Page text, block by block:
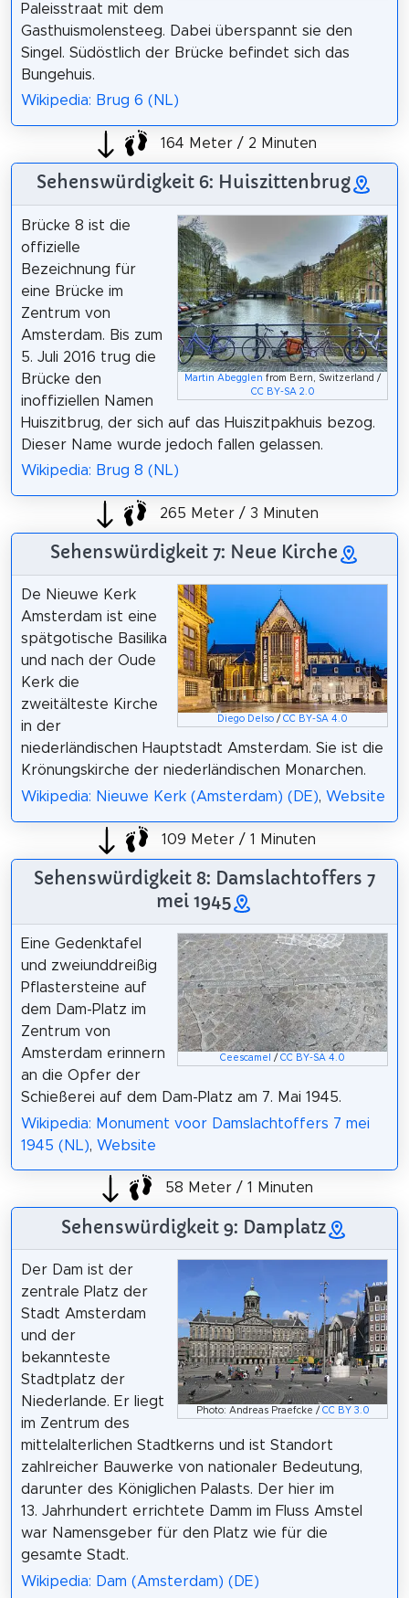
Paleisstraat mit dem
Gasthuismolensteeg. Dabei überspannt sie den
Singel. Südöstlich der Brücke befindet sich das
Bungehuis.
Wikipedia: Brug 6 (NL)
164 Meter / 2 Minuten
Sehenswürdigkeit 6: Huiszittenbrug
Martin Abegglen from Bern, Switzerland /
CC BY-SA 2.0
Brücke 8 ist die
offizielle
Bezeichnung für
eine Brücke im
Zentrum von
Amsterdam. Bis zum
5. Juli 2016 trug die
Brücke den
inoffiziellen Namen
Huiszitbrug, der sich auf das Huiszitpakhuis bezog.
Dieser Name wurde jedoch fallen gelassen.
Wikipedia: Brug 8 (NL)
265 Meter / 3 Minuten
Sehenswürdigkeit 7: Neue Kirche
Diego Delso /CC BY-SA 4.0
De Nieuwe Kerk
Amsterdam ist eine
spätgotische Basilika
und nach der Oude
Kerk die
zweitälteste Kirche
in der
niederländischen Hauptstadt Amsterdam. Sie ist die
Krönungskirche der niederländischen Monarchen.
Wikipedia: Nieuwe Kerk (Amsterdam) (DE), Website
109 Meter / 1 Minuten
Sehenswürdigkeit 8: Damslachtoffers 7
mei 1945
Ceescamel /CC BY-SA 4.0
Eine Gedenktafel
und zweiunddreißig
Pflastersteine auf
dem Dam-Platz im
Zentrum von
Amsterdam erinnern
an die Opfer der
Schießerei auf dem Dam-Platz am 7. Mai 1945.
Wikipedia: Monument voor Damslachtoffers 7 mei
1945 (NL), Website
58 Meter / 1 Minuten
Sehenswürdigkeit 9: Damplatz
Photo: Andreas Praefcke / CC BY 3.0
Der Dam ist der
zentrale Platz der
Stadt Amsterdam
und der
bekannteste
Stadtplatz der
Niederlande. Er liegt
im Zentrum des
mittelalterlichen Stadtkerns und ist Standort
zahlreicher Bauwerke von nationaler Bedeutung,
darunter des Königlichen Palasts. Der hier im
13. Jahrhundert errichtete Damm im Fluss Amstel
war Namensgeber für den Platz wie für die
gesamte Stadt.
Wikipedia: Dam (Amsterdam) (DE)